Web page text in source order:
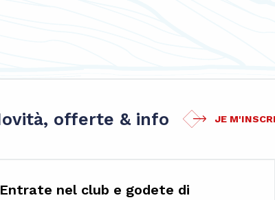
offerte & info JE
Entrate nel club e godete di